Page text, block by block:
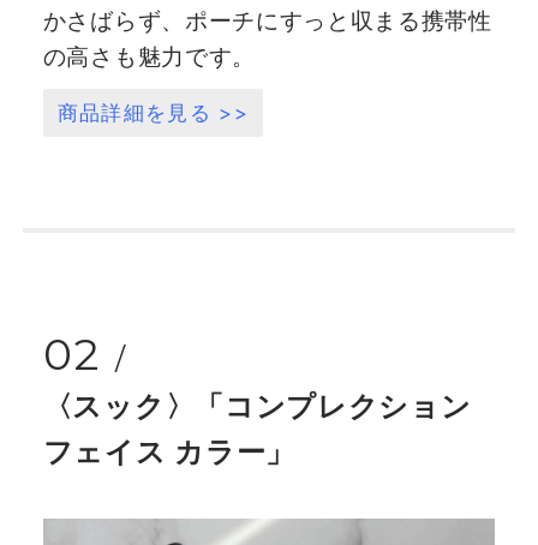
かさばらず、ポーチにすっと収まる携帯性
の高さも魅力です。
商品詳細を見る >>
02
〈スック〉「コンプレクション
フェイス カラー」